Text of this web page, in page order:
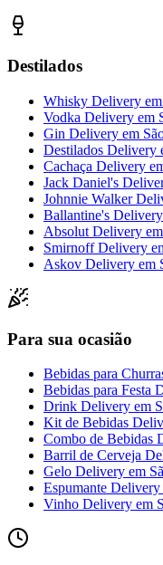
Destilados
Whisky Delivery em
Vodka Delivery em
Gin Delivery em
Destilados Delivery
Cachaça Delivery
Jack Daniel's
Johnnie Walker
Ballantine's Delivery
Absolut Delivery em
Smirnoff Delivery
Askov Delivery em
Para sua ocasião
Bebidas para
Bebidas para Festa
Drink Delivery em
Kit de Bebidas
Combo de Bebidas
Barril de Cerveja
Gelo Delivery em
Espumante Delivery
Vinho Delivery em